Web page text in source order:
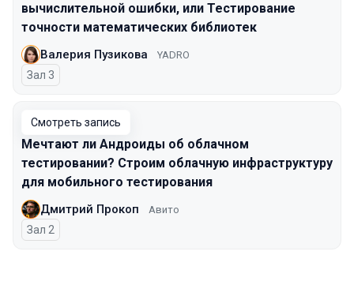
вычислительной ошибки, или Тестирование
точности математических библиотек
Валерия Пузикова YADRO
Зал 3
Смотреть запись
Мечтают ли Андроиды об облачном
тестировании? Строим облачную инфраструктуру
для мобильного тестирования
Дмитрий Прокоп Авито
Зал 2